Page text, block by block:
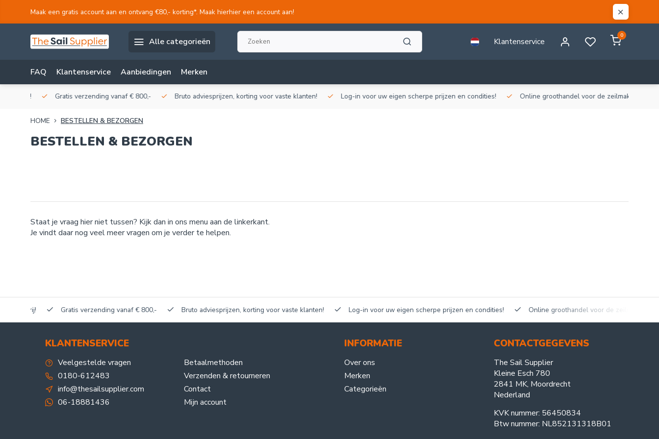
Maak een gratis account aan en ontvang €80,- korting*. Maak hierhier een account aan!
Alle categorieën Klantenservice
0
FAQ Klantenservice Aanbiedingen Merken
Gratis verzending vanaf € 800,- Bruto adviesprijzen, korting voor vaste klanten! Log-in voor uw eigen scherpe prijzen en condities! Online groothandel voor de zeilmakerij!
HOME BESTELLEN & BEZORGEN
BESTELLEN & BEZORGEN
Staat je vraag hier niet tussen? Kijk dan in ons menu aan de linkerkant.
Je vindt daar nog veel meer vragen om je verder te helpen.
Gratis verzending vanaf € 800,- Bruto adviesprijzen, korting voor vaste klanten! Log-in voor uw eigen scherpe prijzen en condities! Online groothandel voor de zeilmakerij!
KLANTENSERVICE
Veelgestelde vragen
0180-612483
info@thesailsupplier.com
06-18881436
Betaalmethoden
Verzenden & retourneren
Contact
Mijn account
INFORMATIE
Over ons
Merken
Categorieën
CONTACTGEGEVENS
The Sail Supplier
Kleine Esch 780
2841 MK, Moordrecht
Nederland
KVK nummer: 56450834
Btw nummer: NL852131318B01